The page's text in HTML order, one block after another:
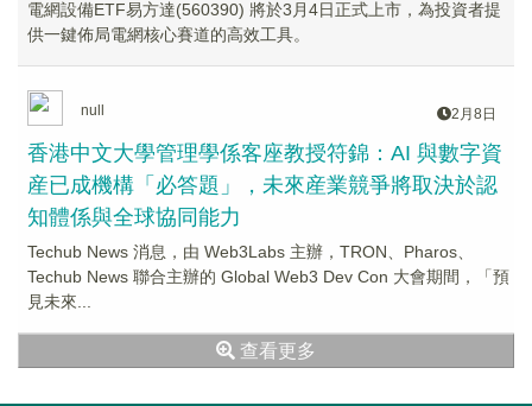
電網設備ETF易方達(560390) 將於3月4日正式上市，為投資者提
供一鍵佈局電網核心賽道的高效工具。
null 2月8日
香港中文大學管理學係客座教授符錦：AI 與數字資
産已成機構「必答題」，未來産業競爭將取決於認
知體係與全球協同能力
Techub News 消息，由 Web3Labs 主辦，TRON、Pharos、
Techub News 聯合主辦的 Global Web3 Dev Con 大會期間，「預
見未來...
查看更多